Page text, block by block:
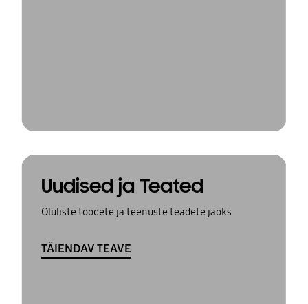
Uudised ja Teated
Oluliste toodete ja teenuste teadete jaoks
TÄIENDAV TEAVE